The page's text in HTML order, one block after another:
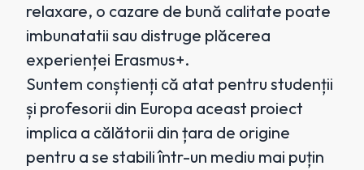
relaxare, o cazare de bună calitate poate
imbunatatii sau distruge plăcerea
experienței Erasmus+.
Suntem conștienți că atat pentru studenții
și profesorii din Europa aceast proiect
implica a călătorii din țara de origine
pentru a se stabili într-un mediu mai puțin